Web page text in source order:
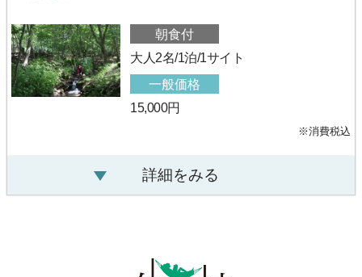
朝食付
大人2名/1泊/1サイト
一般価格
15,000円
※消費税込
詳細をみる